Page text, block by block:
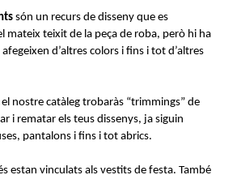
són un recurs de disseny que es
mateix teixit de la peça de roba, però hi ha
d’altres colors i fins i tot d’altres
nostre catàleg trobaràs “trimmings” de
i rematar els teus dissenys, ja siguin
pantalons i fins i tot abrics.
estan vinculats als vestits de festa. També